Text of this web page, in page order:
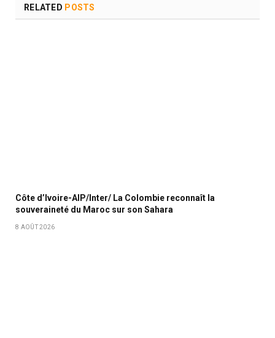
RELATED POSTS
Côte d’Ivoire-AIP/Inter/ La Colombie reconnaît la
souveraineté du Maroc sur son Sahara
8 AOÛT 2026